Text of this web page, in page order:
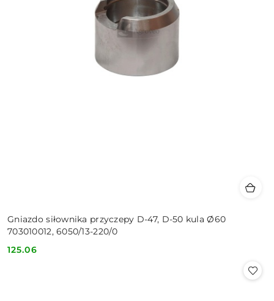
Gniazdo siłownika przyczepy D-47, D-50 kula Ø60
703010012, 6050/13-220/0
Cena:
125.06